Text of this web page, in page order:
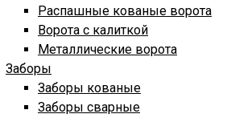
Распашные кованые ворота
Ворота с калиткой
Металлические ворота
Заборы
Заборы кованые
Заборы сварные